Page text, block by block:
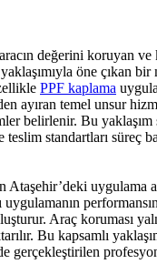
değerini koruyan
öne çıkan
PPF kaplama
ayıran temel unsur
belirlenir. Bu yaklaşım
standartları
Araç koruması
Bu kapsamlı
gerçekleştirilen